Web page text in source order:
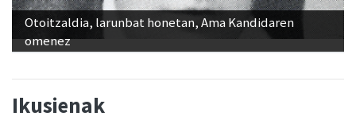
Otoitzaldia, larunbat honetan, Ama Kandidaren
omenez
Ikusienak